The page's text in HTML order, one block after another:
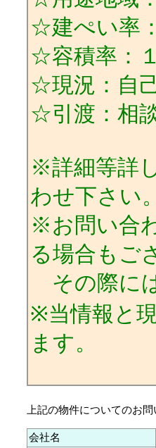
☆建ぺい率
☆容積率：
☆現況：自
☆引渡：相
※詳細等詳
わせ下さい。
※お問い合
る場合もご
その際に
※当情報と
ます。
上記の物件についてのお
会社名